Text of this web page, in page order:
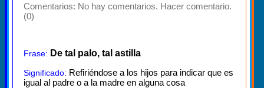
Comentarios: No hay comentarios. Hacer comentario.
(0)
Frase: De tal palo, tal astilla
Significado: Refiriéndose a los hijos para indicar que es
igual al padre o a la madre en alguna cosa